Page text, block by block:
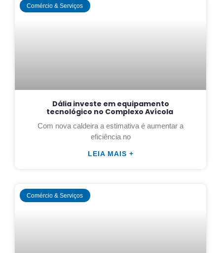
Comércio & Serviços
Dália investe em equipamento
tecnológico no Complexo Avícola
Com nova caldeira a estimativa é aumentar a
eficiência no
LEIA MAIS +
Comércio & Serviços